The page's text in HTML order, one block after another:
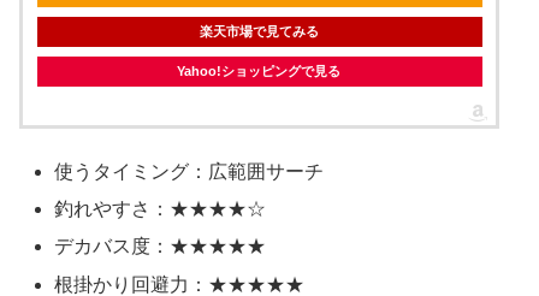
楽天市場で見てみる
Yahoo!ショッピングで見る
使うタイミング：広範囲サーチ
釣れやすさ：★★★★☆
デカバス度：★★★★★
根掛かり回避力：★★★★★